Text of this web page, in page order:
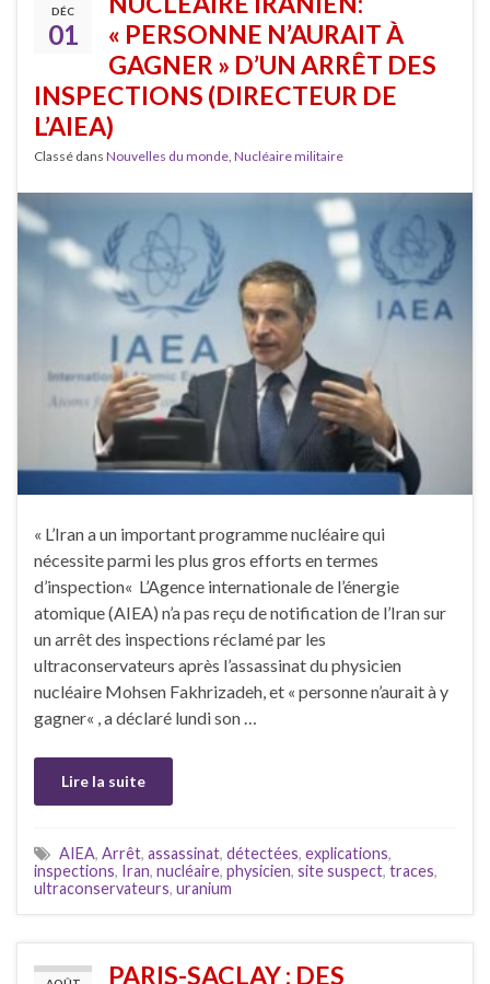
DÉC
01
« PERSONNE N’AURAIT À
GAGNER » D’UN ARRÊT DES
INSPECTIONS (DIRECTEUR DE
L’AIEA)
Classé dans Nouvelles du monde, Nucléaire militaire
« L’Iran a un important programme nucléaire qui
nécessite parmi les plus gros efforts en termes
d’inspection« L’Agence internationale de l’énergie
atomique (AIEA) n’a pas reçu de notification de l’Iran sur
un arrêt des inspections réclamé par les
ultraconservateurs après l’assassinat du physicien
nucléaire Mohsen Fakhrizadeh, et « personne n’aurait à y
gagner« , a déclaré lundi son …
Lire la suite
AIEA, Arrêt, assassinat, détectées, explications,
inspections, Iran, nucléaire, physicien, site suspect, traces,
ultraconservateurs, uranium
PARIS-SACLAY : DES